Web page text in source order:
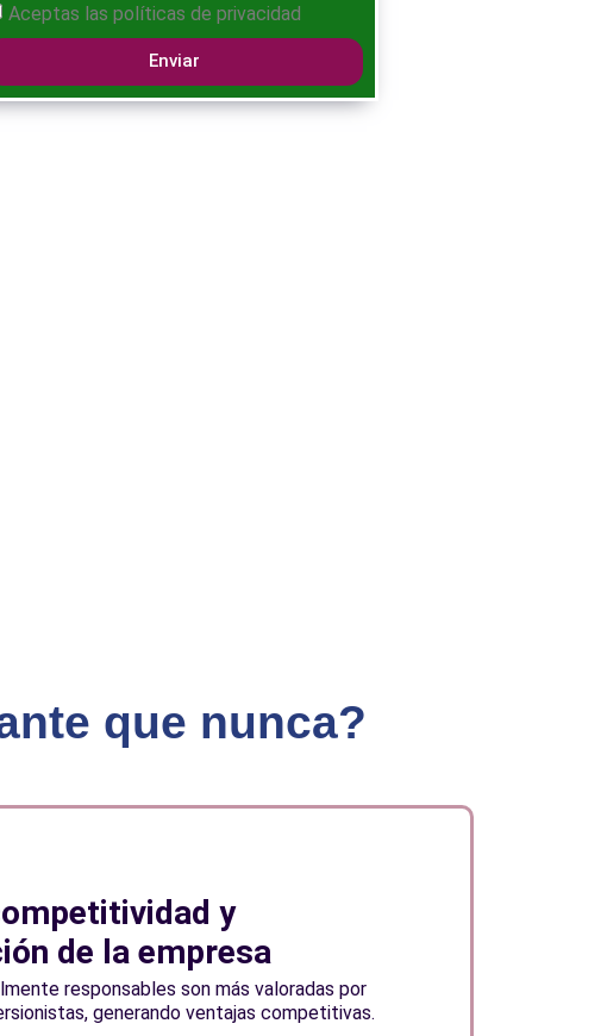
Aceptas las políticas de privacidad
Enviar
que nunca?
y
de la empresa
responsables son más valoradas por
generando ventajas competitivas.